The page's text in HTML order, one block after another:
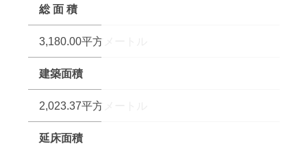
総 面 積
3,180.00平方メートル
建築面積
2,023.37平方メートル
延床面積